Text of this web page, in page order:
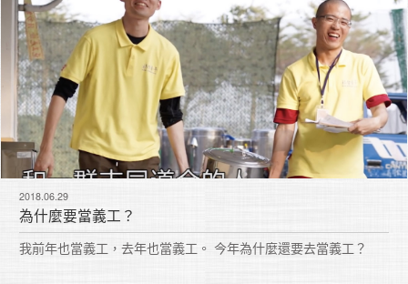
2018.06.29
為什麼要當義工？
我前年也當義工，去年也當義工。 今年為什麼還要去當義工？